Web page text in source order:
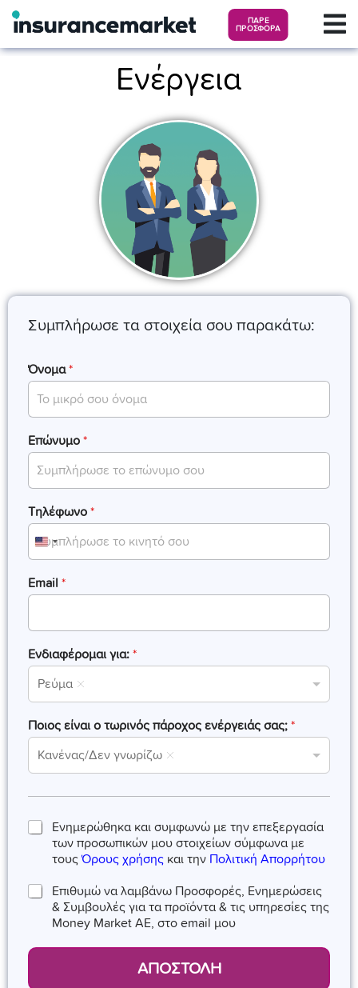
ΠΑΡΕ
ΠΡΟΣΦΟΡΑ
Ενέργεια
Συμπλήρωσε τα στοιχεία σου παρακάτω:
Όνομα*
Επώνυμο *
Τηλέφωνο *
U
i
S
t
a
e
s
+
1
Email *
Ενδιαφέρομαι για: *
Ρεύμα
Ποιος είναι ο τωρινός πάροχος ενέργειάς σας; *
Κανένας/Δεν γνωρίζω
Σ
ί
ν
η
Ενημερώθηκα και συμφωνώ με την επεξεργασία
των προσωπικών μου στοιχείων σύμφωνα με
τουςΌρους χρήσης και την Πολιτική Απορρήτου
N
l
t
Επιθυμώ να λαμβάνω Προσφορές, Ενημερώσεις
& Συμβουλές για τα προϊόντα & τις υπηρεσίες της
Money Market AE, στο email μου
ΑΠΟΣΤΟΛΗ